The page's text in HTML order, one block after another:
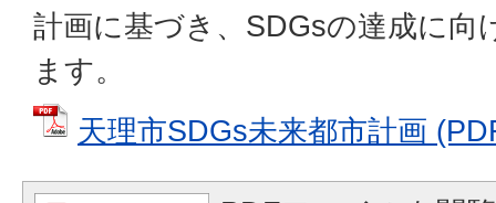
計画に基づき、SDGsの達成に向
ます。
天理市SDGs未来都市計画